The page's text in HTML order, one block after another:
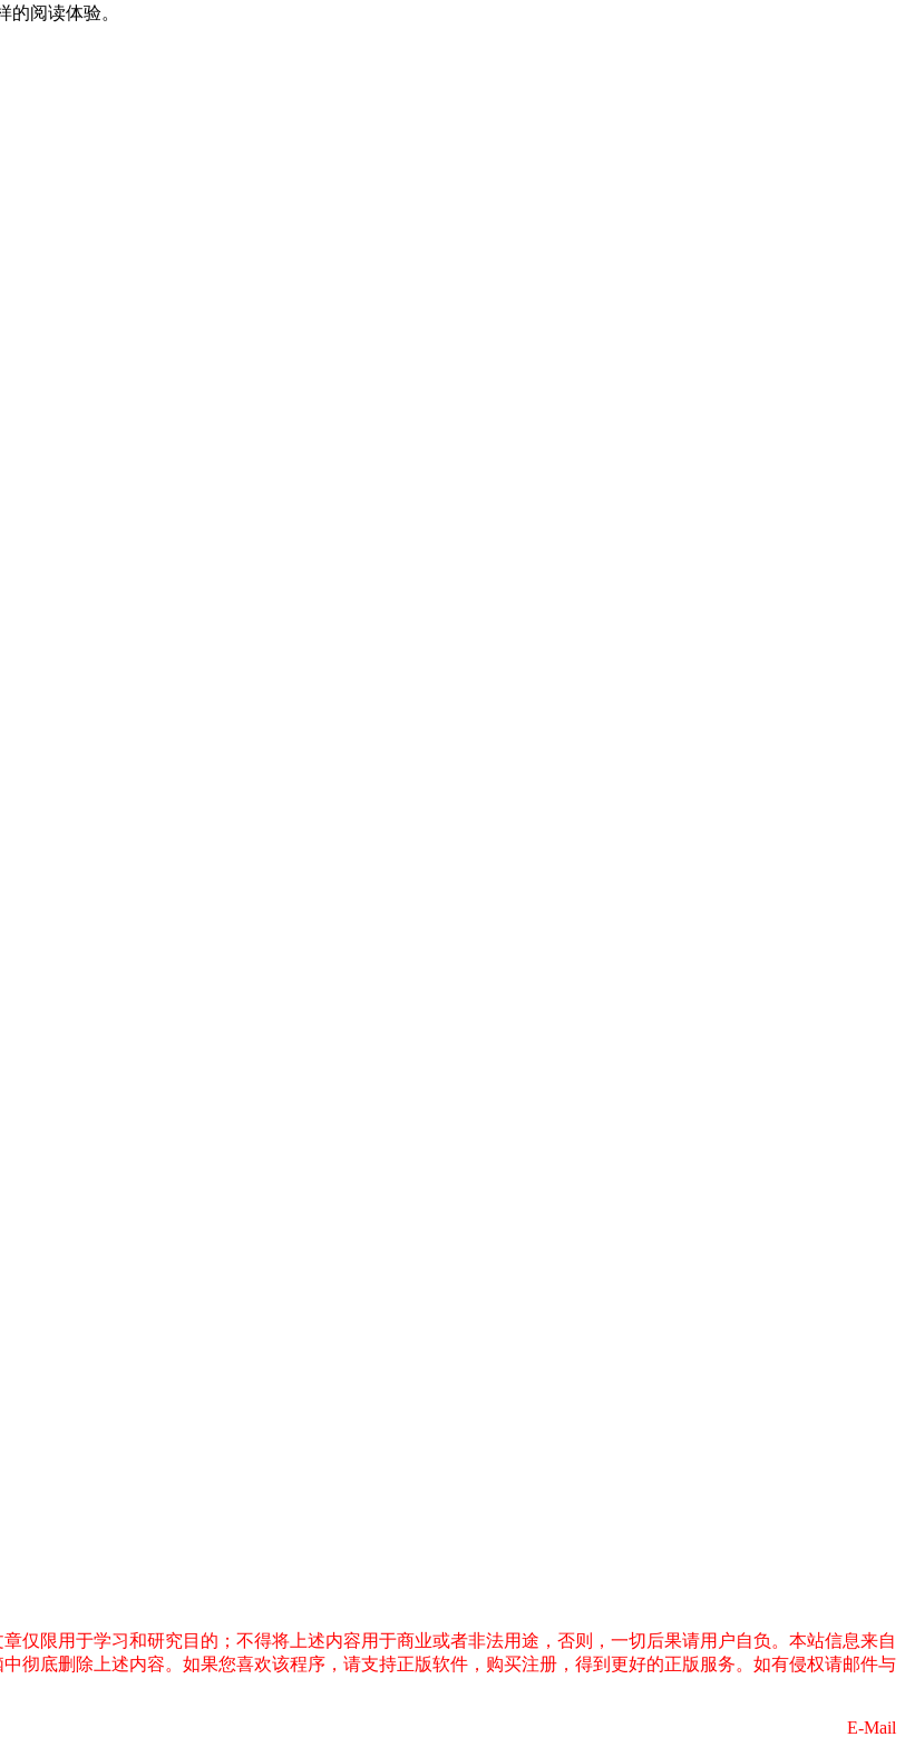
阅读体验。
仅限用于学习和研究目的；不得将上述内容用于商业或者非法用途，否则，一切后果请用户自负。本站信息来自
彻底删除上述内容。如果您喜欢该程序，请支持正版软件，购买注册，得到更好的正版服务。如有侵权请邮件与
E-Mail